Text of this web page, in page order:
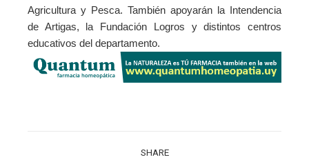
Agricultura y Pesca. También apoyarán la Intendencia
de Artigas, la Fundación Logros y distintos centros
educativos del departamento.
SHARE